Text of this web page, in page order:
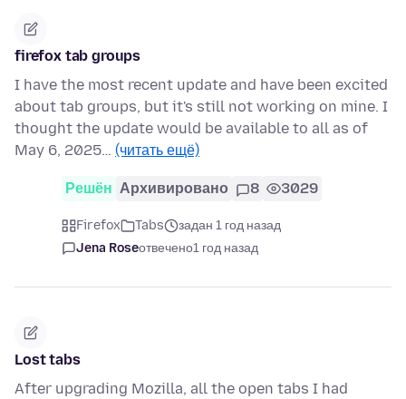
firefox tab groups
I have the most recent update and have been excited
about tab groups, but it's still not working on mine. I
thought the update would be available to all as of
May 6, 2025… (читать ещё)
Решён Архивировано 8 3029
Firefox Tabs
задан 1 год назад
Jena Roseотвечено1 год назад
Lost tabs
After upgrading Mozilla, all the open tabs I had